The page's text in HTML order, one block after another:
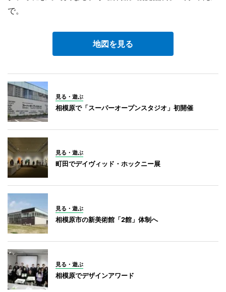
で。
地図を見る
見る・遊ぶ
相模原で「スーパーオープンスタジオ」初開催
見る・遊ぶ
町田でデイヴィッド・ホックニー展
見る・遊ぶ
相模原市の新美術館「2館」体制へ
見る・遊ぶ
相模原でデザインアワード